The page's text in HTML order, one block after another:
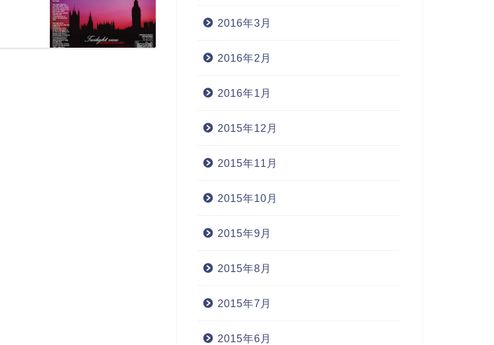
2016年3月
2016年2月
2016年1月
2015年12月
2015年11月
2015年10月
2015年9月
2015年8月
2015年7月
2015年6月